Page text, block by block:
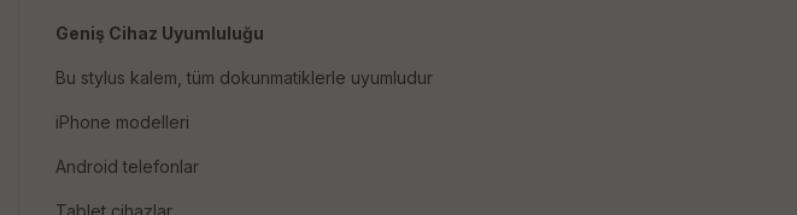
Geniş Cihaz Uyumluluğu
Bu stylus kalem, tüm dokunmatiklerle uyumludur
iPhone modelleri
Android telefonlar
Tablet cihazlar